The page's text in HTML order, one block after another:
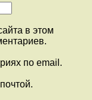
в этом
по email.